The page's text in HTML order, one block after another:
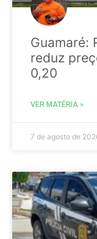
Guamaré:
reduz
0,20
VER MATÉRIA »
7 de agosto de